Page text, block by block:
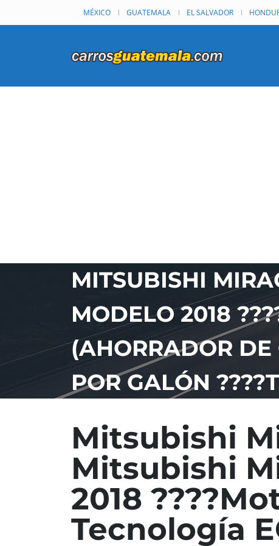
MÉXICO GUATEMALA EL SALVADOR
MITSUBISHI
MODELO 2018
(AHORRADOR
POR GALÓN
Mitsubishi
Mitsubishi
2018
Tecnología